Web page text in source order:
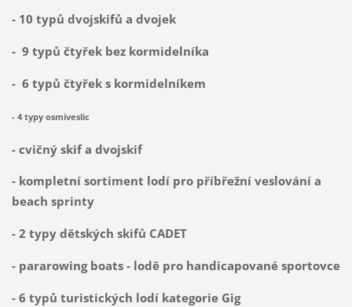
- 10 typů dvojskifů a dvojek
- 9 typů čtyřek bez kormidelníka
- 6 typů čtyřek s kormidelníkem
- 4 typy osmiveslic
- cvičný skif a dvojskif
- kompletní sortiment lodí pro příbřežní veslování a
beach sprinty
- 2 typy dětských skifů CADET
- pararowing boats - lodě pro handicapované sportovce
- 6 typů turistických lodí kategorie Gig